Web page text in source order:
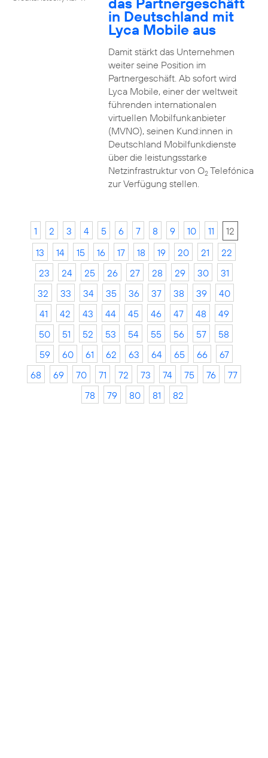
in Deutschland mit
Lyca Mobile aus
Damit stärkt das Unternehmen
weiter seine Position im
Partnergeschäft. Ab sofort wird
Lyca Mobile, einer der weltweit
führenden internationalen
virtuellen Mobilfunkanbieter
(MVNO), seinen Kund:innen in
Deutschland Mobilfunkdienste
über die leistungsstarke
Netzinfrastruktur von O2Telefónica
zur Verfügung stellen.
1 2 3 4 5 6 7 8 9 10 11
12
13
14 15 16 17 18 19 20 21
22
23
24 25 26 27 28 29 30
31
32
33 34 35 36 37 38 39
40
41
42 43 44 45 46 47 48
49
50
51 52 53 54 55 56 57
58
59
60 61 62 63 64 65 66
67
68
69 70 71 72 73 74 75 76
77
78
79 80 81 82